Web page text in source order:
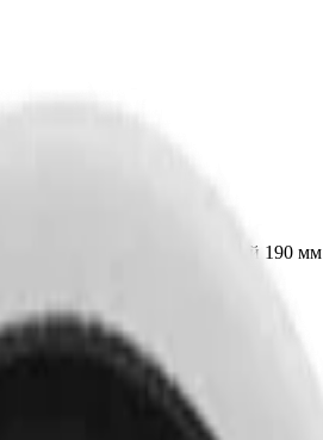
круг ультрафинишный белый 190 мм
190 мм